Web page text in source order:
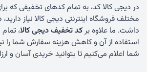
در دیجی کالا کد، به تمام کدهای تخفیفی که
مختلف فروشگاه اینترنتی دیجی کالا نیاز
داشت. ما علاوه برکد تخفیف دیجی کالا،
استفاده از آن و کاهش هزینه سفارش شما را
شما اعلام می‌کنیم تا بتوانید خریدی آسان و